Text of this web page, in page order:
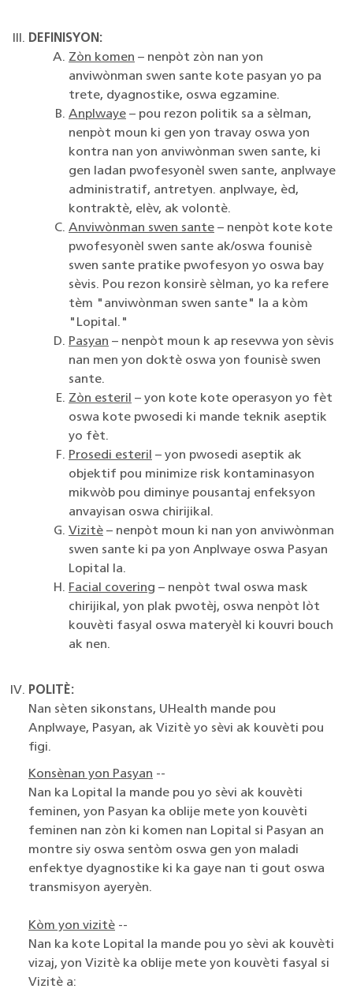
DEFINISYON:
Zòn komen – nenpòt zòn nan yon
anviwònman swen sante kote pasyan yo pa
trete, dyagnostike, oswa egzamine.
Anplwaye – pou rezon politik sa a sèlman,
nenpòt moun ki gen yon travay oswa yon
kontra nan yon anviwònman swen sante, ki
gen ladan pwofesyonèl swen sante, anplwaye
administratif, antretyen. anplwaye, èd,
kontraktè, elèv, ak volontè.
Anviwònman swen sante – nenpòt kote kote
pwofesyonèl swen sante ak/oswa founisè
swen sante pratike pwofesyon yo oswa bay
sèvis. Pou rezon konsirè sèlman, yo ka refere
tèm "anviwònman swen sante" la a kòm
"Lopital."
Pasyan – nenpòt moun k ap resevwa yon sèvis
nan men yon doktè oswa yon founisè swen
sante.
Zòn esteril – yon kote kote operasyon yo fèt
oswa kote pwosedi ki mande teknik aseptik
yo fèt.
Prosedi esteril – yon pwosedi aseptik ak
objektif pou minimize risk kontaminasyon
mikwòb pou diminye pousantaj enfeksyon
anvayisan oswa chirijikal.
Vizitè – nenpòt moun ki nan yon anviwònman
swen sante ki pa yon Anplwaye oswa Pasyan
Lopital la.
Facial covering – nenpòt twal oswa mask
chirijikal, yon plak pwotèj, oswa nenpòt lòt
kouvèti fasyal oswa materyèl ki kouvri bouch
ak nen.
POLITÈ:
Nan sèten sikonstans, UHealth mande pou
Anplwaye, Pasyan, ak Vizitè yo sèvi ak kouvèti pou
figi.
Konsènan yon Pasyan --
Nan ka Lopital la mande pou yo sèvi ak kouvèti
feminen, yon Pasyan ka oblije mete yon kouvèti
feminen nan zòn ki komen nan Lopital si Pasyan an
montre siy oswa sentòm oswa gen yon maladi
enfektye dyagnostike ki ka gaye nan ti gout oswa
transmisyon ayeryèn.
Kòm yon vizitè --
Nan ka kote Lopital la mande pou yo sèvi ak kouvèti
vizaj, yon Vizitè ka oblije mete yon kouvèti fasyal si
Vizitè a: